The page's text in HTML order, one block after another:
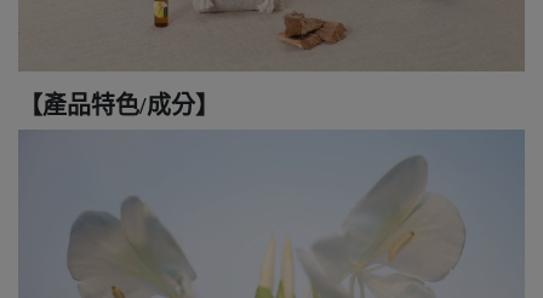
【產品特色/成分】